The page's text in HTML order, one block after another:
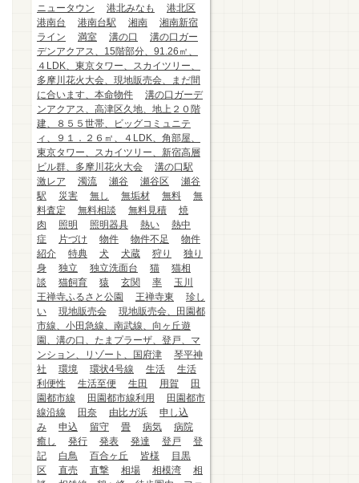
ニュータウン
港北みなも
港北区
港南台
港南台駅 湘南
湘南新宿
ライン
満室 溝の口
溝の口ガー
デンアクアス、15階部分、91.26㎡、
４LDK、東京タワー、スカイツリー、
多摩川花火大会、現地販売会、まだ間
に合います、本命物件
溝の口ガーデ
ンアクアス、高津区久地、地上２０階
建、８５５世帯、ビッグコミュニテ
ィ、９１．２６㎡、４LDK、角部屋、
東京タワー、スカイツリー、新宿高層
ビル群、多摩川花火大会
溝の口駅
激レア
濁流 瀬谷 瀬谷区
瀬谷
駅
災害 無し 無垢材 無料
無
料査定
無料相談 無料見積
焼
肉
照明 照明器具 熱い
熱中
症
片づけ 物件 物件不足
物件
紹介
特典 犬 犬蔵 狩り
独り
身
独立 独立洗面台 猫
猫相
談
猫飼育 猿 玄関 率
玉川
王禅寺ふるさと公園
王禅寺東
珍し
い
現地販売会
現地販売会、田園都
市線、小田急線、南武線、向ヶ丘遊
園、溝の口、たまプラーザ、登戸、マ
ンション、リゾート、国府津
琴平神
社
環境 環状4号線 生活
生活
利便性
生活至便 生田 用賀
田
園都市線
田園都市線利用
田園都市
線沿線
田奈 由比ガ浜
申し込
み
申込 留守 畳 病気
病院
癒し
発行 発表 発達 登戸
登
記
白鳥 百合ヶ丘 皆様
目黒
区
直売 直撃 相場 相模湾
相